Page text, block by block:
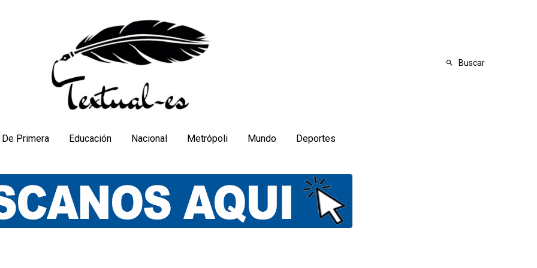
Buscar
De Primera Educación Nacional Metrópoli Mundo Deportes